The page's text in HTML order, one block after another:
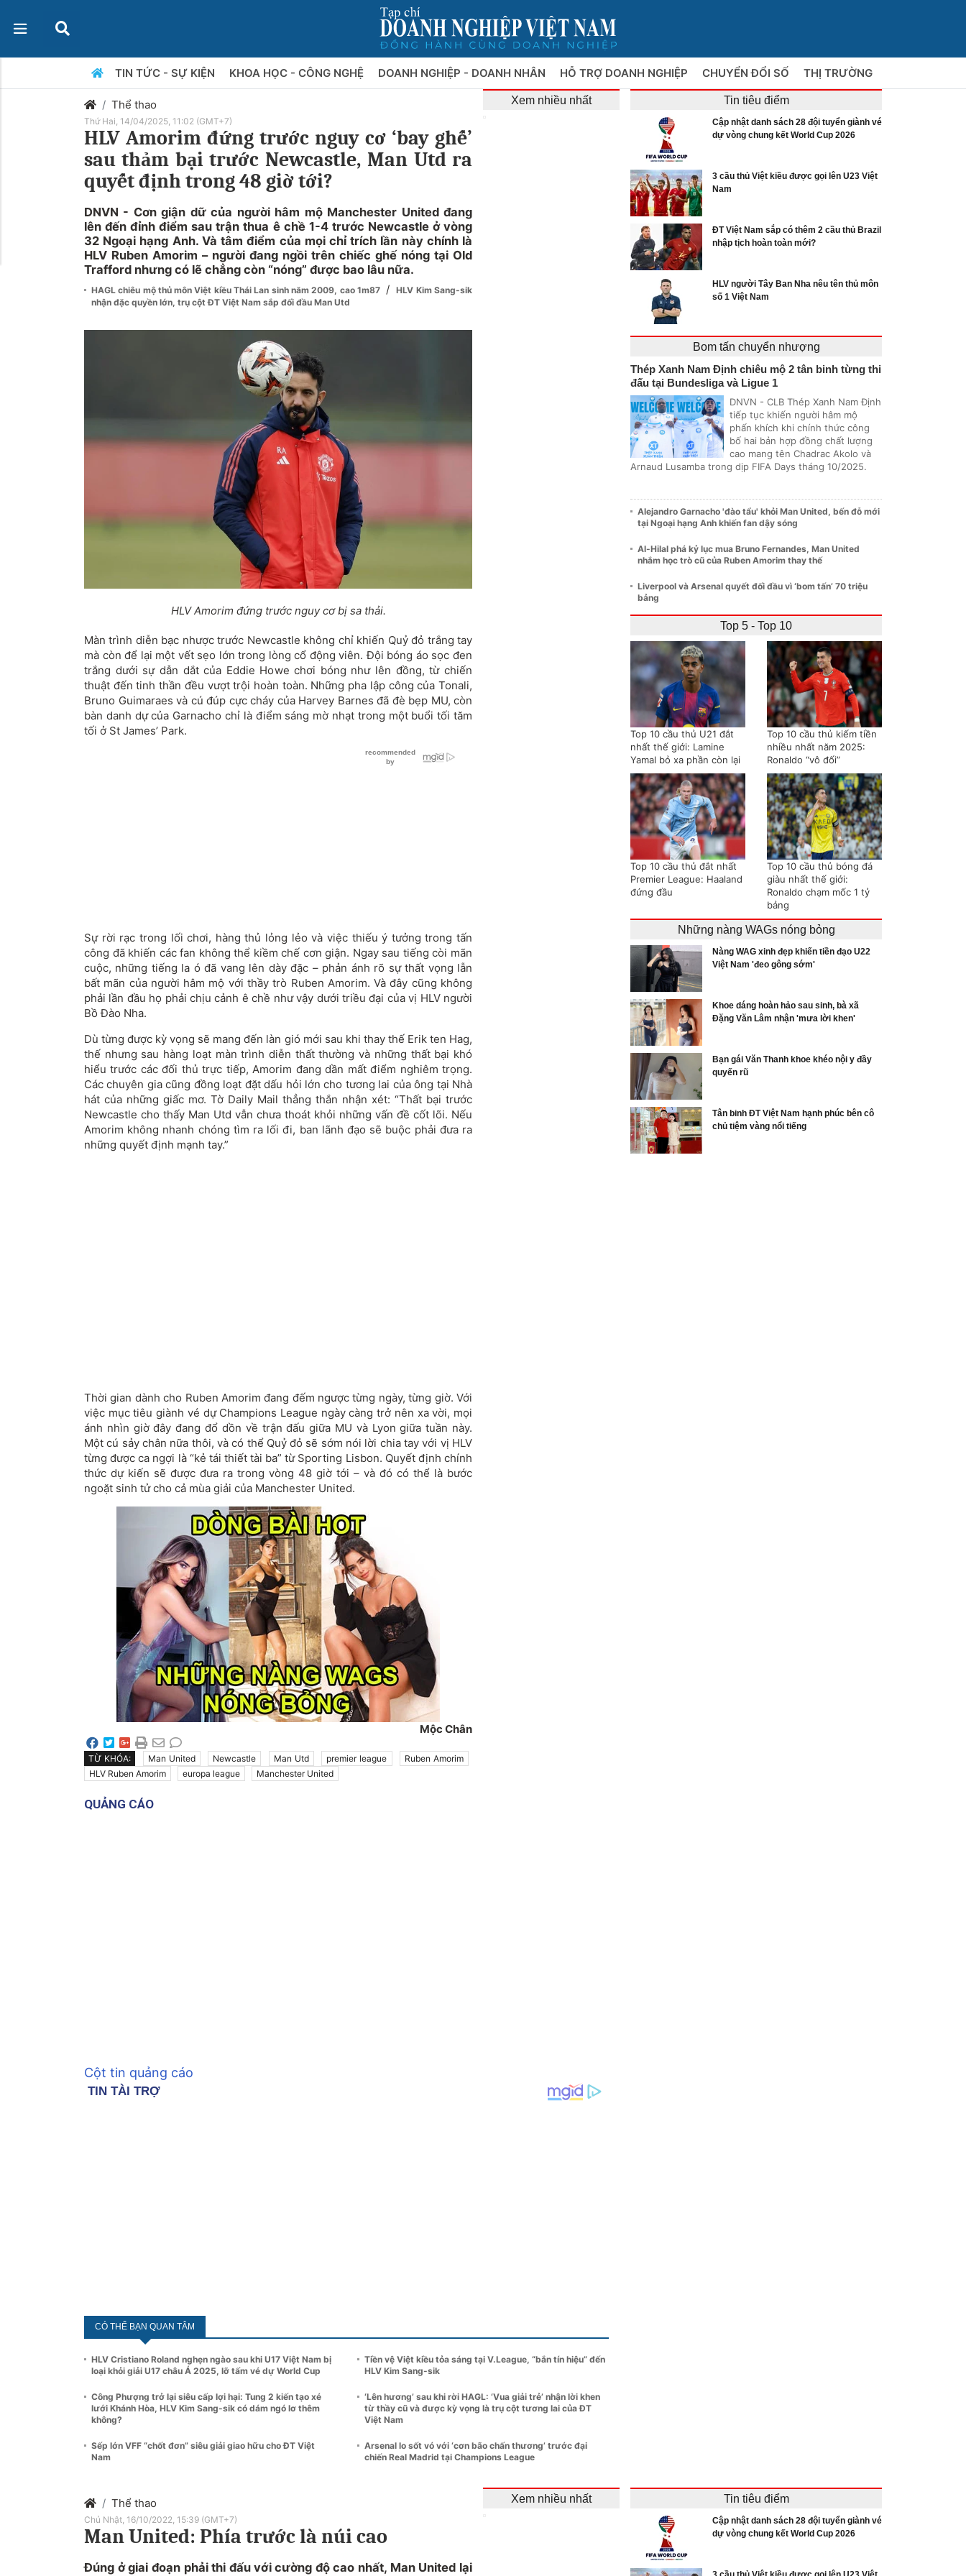
TIN TỨC - SỰ KIỆN KHOA HỌC - CÔNG NGHỆ DOANH NGHIỆP - DOANH NHÂN HỖ TRỢ DOANH NGHIỆP CHUYỂN ĐỔI SỐ THỊ TRƯỜNG
Thể thao
Thứ Hai, 14/04/2025, 11:02 (GMT+7)
HLV Amorim đứng trước nguy cơ ‘bay ghế’
sau thảm bại trước Newcastle, Man Utd ra
quyết định trong 48 giờ tới?
DNVN - Cơn giận dữ của người hâm mộ Manchester United đang
lên đến đỉnh điểm sau trận thua ê chề 1-4 trước Newcastle ở vòng
32 Ngoại hạng Anh. Và tâm điểm của mọi chỉ trích lần này chính là
HLV Ruben Amorim – người đang ngồi trên chiếc ghế nóng tại Old
Trafford nhưng có lẽ chẳng còn “nóng” được bao lâu nữa.
HAGL chiêu mộ thủ môn Việt kiều Thái Lan sinh năm 2009, cao 1m87 /
HLV Kim Sang-sik
nhận đặc quyền lớn, trụ cột ĐT Việt Nam sắp đối đầu Man Utd
HLV Amorim đứng trước nguy cơ bị sa thải.
Màn trình diễn bạc nhược trước Newcastle không chỉ khiến Quỷ đỏ trắng tay
mà còn để lại một vết sẹo lớn trong lòng cổ động viên. Đội bóng áo sọc đen
trắng dưới sự dẫn dắt của Eddie Howe chơi bóng như lên đồng, từ chiến
thuật đến tinh thần đều vượt trội hoàn toàn. Những pha lập công của Tonali,
Bruno Guimaraes và cú đúp cực cháy của Harvey Barnes đã đè bẹp MU, còn
bàn danh dự của Garnacho chỉ là điểm sáng mờ nhạt trong một buổi tối tăm
tối ở St James’ Park.
Sự rời rạc trong lối chơi, hàng thủ lỏng lẻo và việc thiếu ý tưởng trong tấn
công đã khiến các fan không thể kiềm chế cơn giận. Ngay sau tiếng còi mãn
cuộc, những tiếng la ó đã vang lên dày đặc – phản ánh rõ sự thất vọng lẫn
bất mãn của người hâm mộ với thầy trò Ruben Amorim. Và đây cũng không
phải lần đầu họ phải chịu cảnh ê chề như vậy dưới triều đại của vị HLV người
Bồ Đào Nha.
Dù từng được kỳ vọng sẽ mang đến làn gió mới sau khi thay thế Erik ten Hag,
thế nhưng sau hàng loạt màn trình diễn thất thường và những thất bại khó
hiểu trước các đối thủ trực tiếp, Amorim đang dần mất điểm nghiêm trọng.
Các chuyên gia cũng đồng loạt đặt dấu hỏi lớn cho tương lai của ông tại Nhà
hát của những giấc mơ. Tờ Daily Mail thẳng thắn nhận xét: “Thất bại trước
Newcastle cho thấy Man Utd vẫn chưa thoát khỏi những vấn đề cốt lõi. Nếu
Amorim không nhanh chóng tìm ra lối đi, ban lãnh đạo sẽ buộc phải đưa ra
những quyết định mạnh tay.”
Thời gian dành cho Ruben Amorim đang đếm ngược từng ngày, từng giờ. Với
việc mục tiêu giành vé dự Champions League ngày càng trở nên xa vời, mọi
ánh nhìn giờ đây đang đổ dồn về trận đấu giữa MU và Lyon giữa tuần này.
Một cú sảy chân nữa thôi, và có thể Quỷ đỏ sẽ sớm nói lời chia tay với vị HLV
từng được ca ngợi là “kẻ tái thiết tài ba” từ Sporting Lisbon. Quyết định chính
thức dự kiến sẽ được đưa ra trong vòng 48 giờ tới – và đó có thể là bước
ngoặt sinh tử cho cả mùa giải của Manchester United.
Mộc Chân
TỪ KHÓA: Man United Newcastle Man Utd premier league
Ruben Amorim
HLV Ruben Amorim
europa league Manchester United
QUẢNG CÁO
Xem nhiều nhất
Cột tin quảng cáo
CÓ THỂ BẠN QUAN TÂM
HLV Cristiano Roland nghẹn ngào sau khi U17 Việt Nam bị
loại khỏi giải U17 châu Á 2025, lỡ tấm vé dự World Cup
Công Phượng trở lại siêu cấp lợi hại: Tung 2 kiến tạo xé
lưới Khánh Hòa, HLV Kim Sang-sik có dám ngó lơ thêm
không?
Sếp lớn VFF “chốt đơn” siêu giải giao hữu cho ĐT Việt
Nam
Tiền vệ Việt kiều tỏa sáng tại V.League, “bắn tín hiệu” đến
HLV Kim Sang-sik
‘Lên hương’ sau khi rời HAGL: ‘Vua giải trẻ’ nhận lời khen
từ thầy cũ và được kỳ vọng là trụ cột tương lai của ĐT
Việt Nam
Arsenal lo sốt vó với ‘cơn bão chấn thương’ trước đại
chiến Real Madrid tại Champions League
Tin tiêu điểm
Cập nhật danh sách 28 đội tuyển giành vé
dự vòng chung kết World Cup 2026
3 cầu thủ Việt kiều được gọi lên U23 Việt
Nam
ĐT Việt Nam sắp có thêm 2 cầu thủ Brazil
nhập tịch hoàn toàn mới?
HLV người Tây Ban Nha nêu tên thủ môn
số 1 Việt Nam
Bom tấn chuyển nhượng
Thép Xanh Nam Định chiêu mộ 2 tân binh từng thi
đấu tại Bundesliga và Ligue 1
DNVN - CLB Thép Xanh Nam Định
tiếp tục khiến người hâm mộ
phấn khích khi chính thức công
bố hai bản hợp đồng chất lượng
cao mang tên Chadrac Akolo và
Arnaud Lusamba trong dịp FIFA Days tháng 10/2025.
Alejandro Garnacho 'đào tẩu' khỏi Man United, bến đỗ mới
tại Ngoại hạng Anh khiến fan dậy sóng
Al-Hilal phá kỷ lục mua Bruno Fernandes, Man United
nhắm học trò cũ của Ruben Amorim thay thế
Liverpool và Arsenal quyết đối đầu vì ‘bom tấn’ 70 triệu
bảng
Top 5 - Top 10
Top 10 cầu thủ U21 đắt
nhất thế giới: Lamine
Yamal bỏ xa phần còn lại
Top 10 cầu thủ kiếm tiền
nhiều nhất năm 2025:
Ronaldo “vô đối”
Top 10 cầu thủ đắt nhất
Premier League: Haaland
đứng đầu
Top 10 cầu thủ bóng đá
giàu nhất thế giới:
Ronaldo chạm mốc 1 tỷ
bảng
Những nàng WAGs nóng bỏng
Nàng WAG xinh đẹp khiến tiền đạo U22
Việt Nam 'đeo gông sớm'
Khoe dáng hoàn hảo sau sinh, bà xã
Đặng Văn Lâm nhận 'mưa lời khen'
Bạn gái Văn Thanh khoe khéo nội y đầy
quyến rũ
Tân binh ĐT Việt Nam hạnh phúc bên cô
chủ tiệm vàng nổi tiếng
Thể thao
Chủ Nhật, 16/10/2022, 15:39 (GMT+7)
Man United: Phía trước là núi cao
Đúng ở giai đoạn phải thi đấu với cường độ cao nhất, Man United lại
Xem nhiều nhất Tin tiêu điểm
Cập nhật danh sách 28 đội tuyển giành vé
dự vòng chung kết World Cup 2026